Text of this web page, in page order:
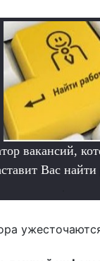
вакансий,
Вас найти